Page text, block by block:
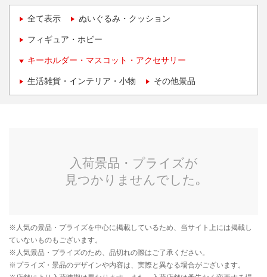
全て表示 ぬいぐるみ・クッション
フィギュア・ホビー
キーホルダー・マスコット・アクセサリー
生活雑貨・インテリア・小物 その他景品